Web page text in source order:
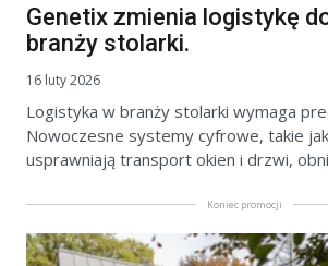
Genetix zmienia logistykę
branży stolarki.
16 luty 2026
Logistyka w branży stolarki wymaga
Nowoczesne systemy cyfrowe, takie
usprawniają transport okien i drzwi,
Koniec promocji